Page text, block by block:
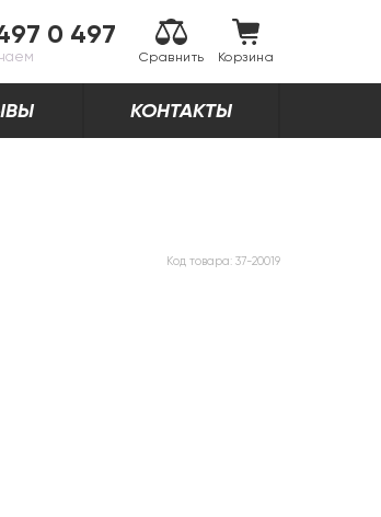
0 497
Сравнить Корзина
КОНТАКТЫ
Код товара: 37-20019